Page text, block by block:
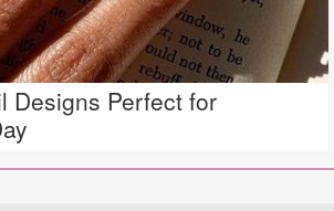
Designs Perfect for